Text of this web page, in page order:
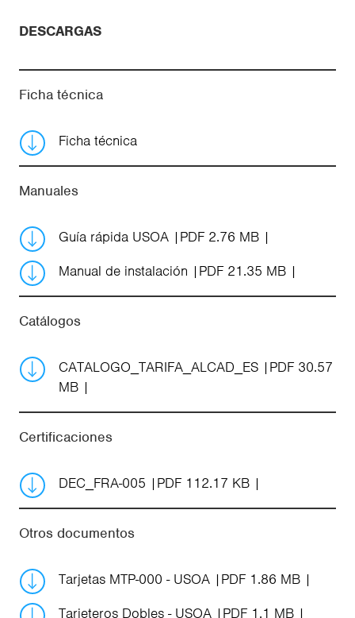
DESCARGAS
Ficha técnica
Ficha técnica
Manuales
Guía rápida USOA
PDF 2.76 MB
Manual de instalación
PDF 21.35 MB
Catálogos
CATALOGO_TARIFA_ALCAD_ES
PDF 30.57
MB
Certificaciones
DEC_FRA-005 PDF 112.17 KB
Otros documentos
Tarjetas MTP-000 - USOA
PDF 1.86 MB
Tarjeteros Dobles - USOA
PDF 1.1 MB